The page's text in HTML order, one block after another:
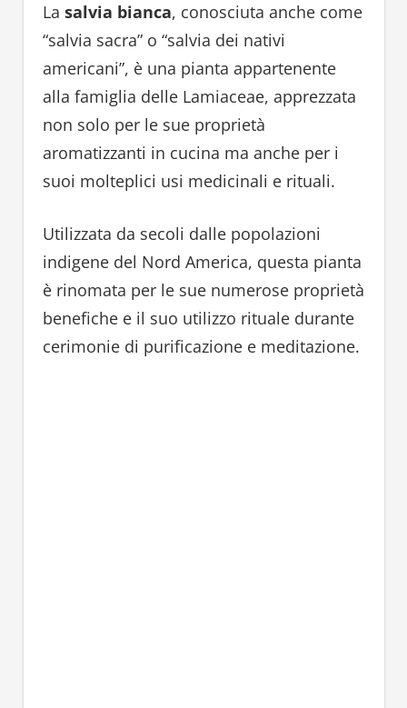
La salvia bianca, conosciuta anche come
“salvia sacra” o “salvia dei nativi
americani”, è una pianta appartenente
alla famiglia delle Lamiaceae, apprezzata
non solo per le sue proprietà
aromatizzanti in cucina ma anche per i
suoi molteplici usi medicinali e rituali.
Utilizzata da secoli dalle popolazioni
indigene del Nord America, questa pianta
è rinomata per le sue numerose proprietà
benefiche e il suo utilizzo rituale durante
cerimonie di purificazione e meditazione.